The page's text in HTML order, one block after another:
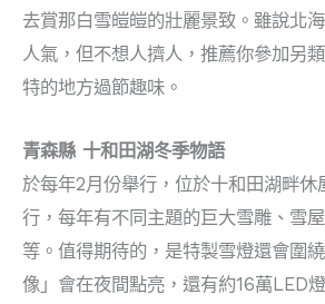
去賞那白雪皚皚的壯麗景致。雖說北
人氣，但不想人擠人，推薦你參加另
特的地方過節趣味。
青森縣 十和田湖冬季物語
於每年2月份舉行，位於十和田湖畔休
行，每年有不同主題的巨大雪雕、雪
等。值得期待的，是特製雪燈還會圍
像」會在夜間點亮，還有約16萬LED